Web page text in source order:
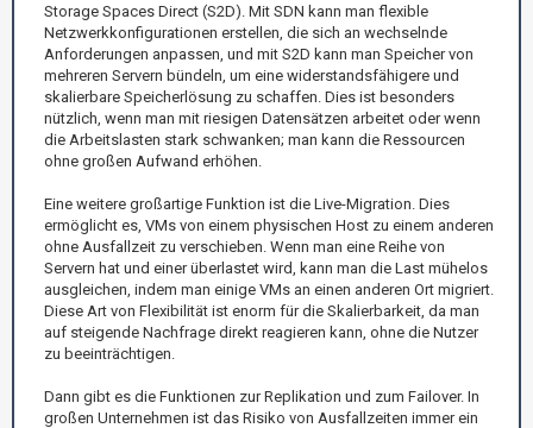
Storage Spaces Direct (S2D). Mit SDN kann man flexible
Netzwerkkonfigurationen erstellen, die sich an wechselnde
Anforderungen anpassen, und mit S2D kann man Speicher von
mehreren Servern bündeln, um eine widerstandsfähigere und
skalierbare Speicherlösung zu schaffen. Dies ist besonders
nützlich, wenn man mit riesigen Datensätzen arbeitet oder wenn
die Arbeitslasten stark schwanken; man kann die Ressourcen
ohne großen Aufwand erhöhen.
Eine weitere großartige Funktion ist die Live-Migration. Dies
ermöglicht es, VMs von einem physischen Host zu einem anderen
ohne Ausfallzeit zu verschieben. Wenn man eine Reihe von
Servern hat und einer überlastet wird, kann man die Last mühelos
ausgleichen, indem man einige VMs an einen anderen Ort migriert.
Diese Art von Flexibilität ist enorm für die Skalierbarkeit, da man
auf steigende Nachfrage direkt reagieren kann, ohne die Nutzer
zu beeinträchtigen.
Dann gibt es die Funktionen zur Replikation und zum Failover. In
großen Unternehmen ist das Risiko von Ausfallzeiten immer ein